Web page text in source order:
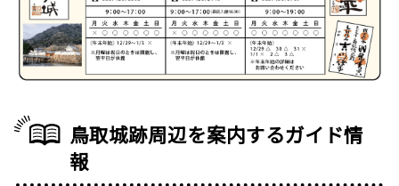
鳥取城跡周辺を案内するガイド情
報